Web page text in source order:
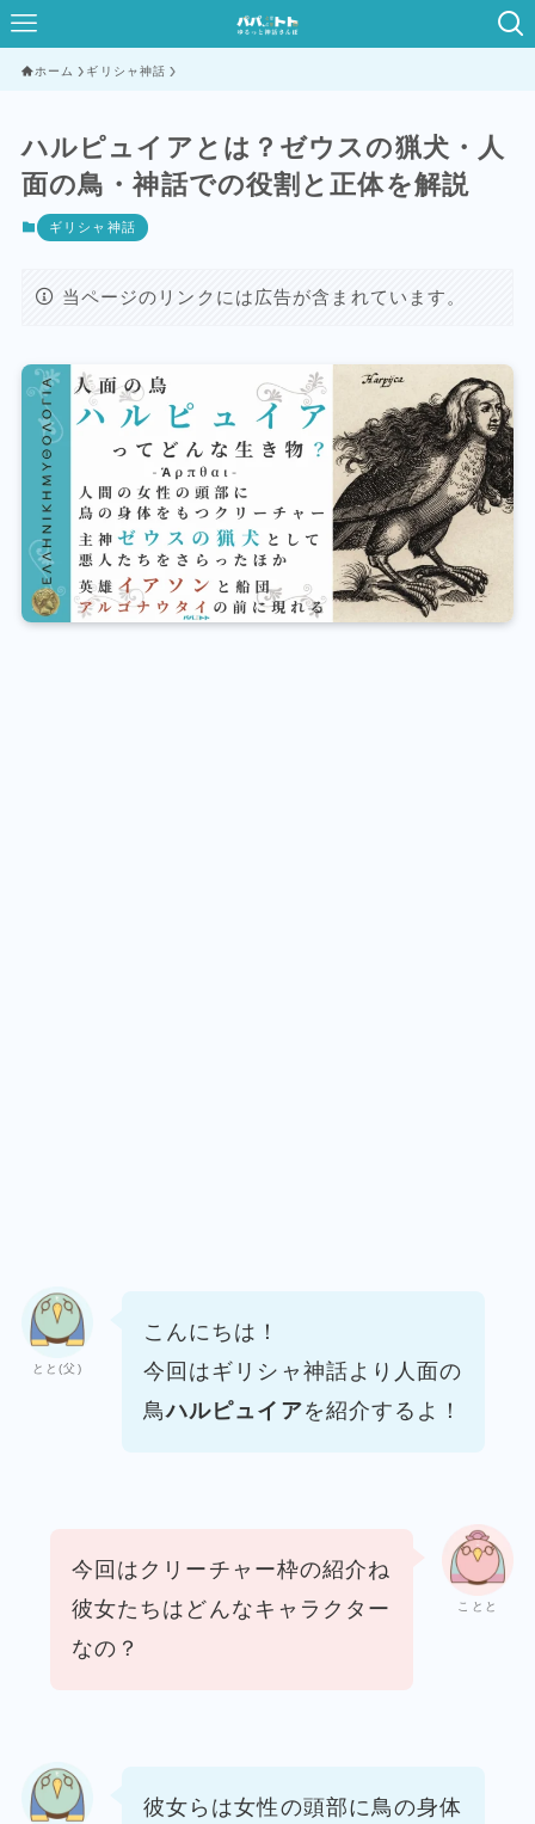
ホーム ギリシャ神話
ハルピュイアとは？ゼウスの猟犬・人
面の鳥・神話での役割と正体を解説
ギリシャ神話
当ページのリンクには広告が含まれています。
とと(父)
こんにちは！
今回はギリシャ神話より人面の
鳥ハルピュイアを紹介するよ！
ことと
今回はクリーチャー枠の紹介ね
彼女たちはどんなキャラクター
なの？
彼女らは女性の頭部に鳥の身体